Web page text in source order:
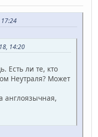
14:20
Есть ли те, кто
Неутраля? Может